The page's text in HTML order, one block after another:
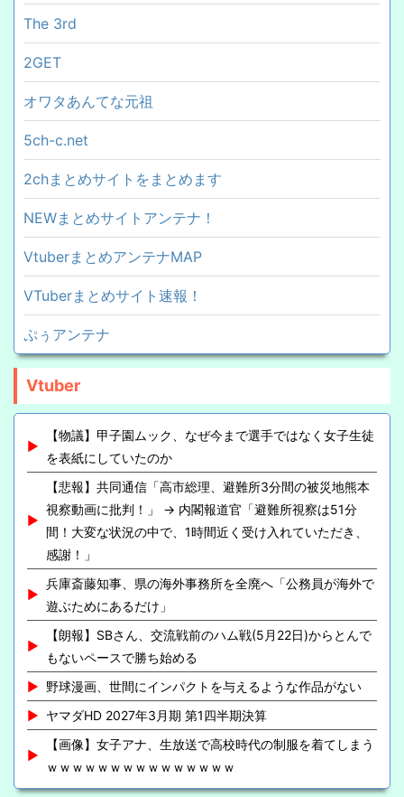
The 3rd
2GET
オワタあんてな元祖
5ch-c.net
2chまとめサイトをまとめます
NEWまとめサイトアンテナ！
VtuberまとめアンテナMAP
VTuberまとめサイト速報！
ぷぅアンテナ
Vtuber
【物議】甲子園ムック、なぜ今まで選手ではなく女子生徒
を表紙にしていたのか
【悲報】共同通信「高市総理、避難所3分間の被災地熊本
視察動画に批判！」 → 内閣報道官「避難所視察は51分
間！大変な状況の中で、1時間近く受け入れていただき、
感謝！」
兵庫斎藤知事、県の海外事務所を全廃へ「公務員が海外で
遊ぶためにあるだけ」
【朗報】SBさん、交流戦前のハム戦(5月22日)からとんで
もないペースで勝ち始める
野球漫画、世間にインパクトを与えるような作品がない
ヤマダHD 2027年3月期 第1四半期決算
【画像】女子アナ、生放送で高校時代の制服を着てしまう
ｗｗｗｗｗｗｗｗｗｗｗｗｗｗｗ